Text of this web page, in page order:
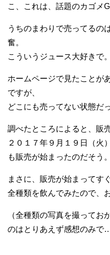
こ、これは、話題のカゴメ
うちのまわりで売ってるの
奮。
こういうジュース大好きで。
ホームページで見たことが
ですが、
どこにも売ってない状態だ
調べたところによると、販
２０１７年９月１９日（火
も販売が始まったのだそう。
まさに、販売が始まってす
全種類を飲んでみたので、
（全種類の写真を撮ってお
のはとりあえず感想のみで…